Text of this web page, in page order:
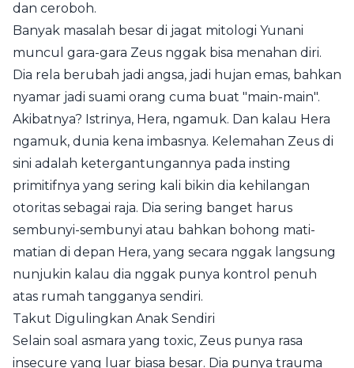
dan ceroboh.
Banyak masalah besar di jagat mitologi Yunani
muncul gara-gara Zeus nggak bisa menahan diri.
Dia rela berubah jadi angsa, jadi hujan emas, bahkan
nyamar jadi suami orang cuma buat "main-main".
Akibatnya? Istrinya, Hera, ngamuk. Dan kalau Hera
ngamuk, dunia kena imbasnya. Kelemahan Zeus di
sini adalah ketergantungannya pada insting
primitifnya yang sering kali bikin dia kehilangan
otoritas sebagai raja. Dia sering banget harus
sembunyi-sembunyi atau bahkan bohong mati-
matian di depan Hera, yang secara nggak langsung
nunjukin kalau dia nggak punya kontrol penuh
atas rumah tangganya sendiri.
Takut Digulingkan Anak Sendiri
Selain soal asmara yang toxic, Zeus punya rasa
insecure yang luar biasa besar. Dia punya trauma